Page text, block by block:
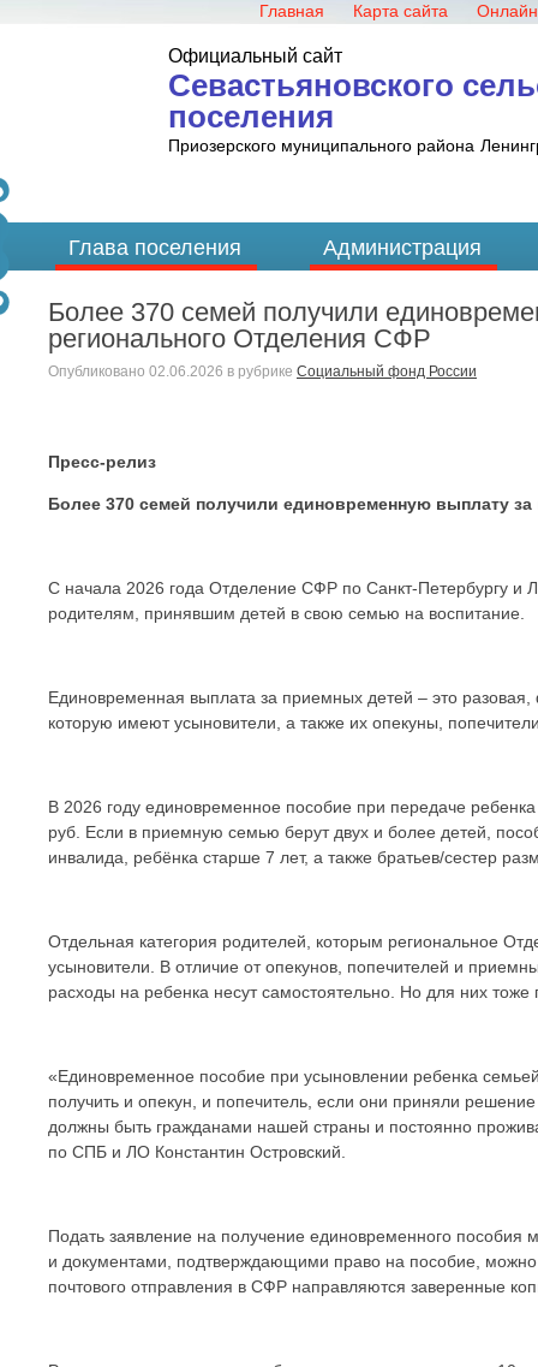
Главная Карта сайта
Официальный сайт
Севастьяновского
поселения
Приозерского муниципального района
Глава поселения Администрация
Более 370 семей получили
регионального Отделения СФР
Опубликовано 02.06.2026 в рубрике Социальный фонд России
Пресс-релиз
Более 370 семей получили единовременную выплату
С начала 2026 года Отделение СФР по Санкт-Петербургу и
родителям, принявшим детей в свою семью на воспитание.
Единовременная выплата за приемных детей – это
которую имеют усыновители, а также их опекуны,
В 2026 году единовременное пособие при передаче
руб. Если в приемную семью берут двух и более детей,
инвалида, ребёнка старше 7 лет, а также братьев/сестер
Отдельная категория родителей, которым региональное
усыновители. В отличие от опекунов, попечителей и
расходы на ребенка несут самостоятельно. Но для них
«Единовременное пособие при усыновлении ребенка
получить и опекун, и попечитель, если они приняли
должны быть гражданами нашей страны и постоянно
по СПБ и ЛО Константин Островский.
Подать заявление на получение единовременного
и документами, подтверждающими право на пособие, можно
почтового отправления в СФР направляются заверенные